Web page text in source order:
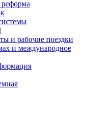
и рабочие поездки
и международное